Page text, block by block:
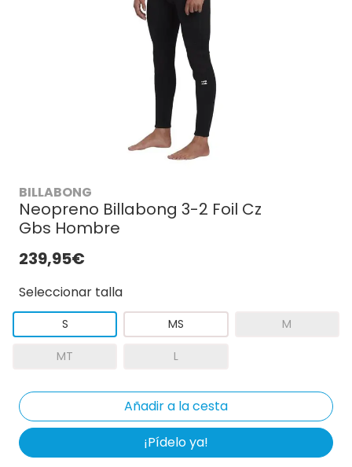
BILLABONG
Neopreno Billabong 3-2 Foil Cz
Gbs Hombre
239,95€
Seleccionar talla
S MS M
MT L
¡Pídelo ya!